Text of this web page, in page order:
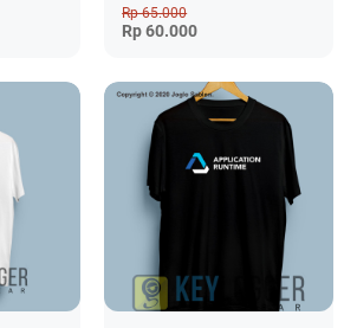
Rp 65.000
Rp 60.000